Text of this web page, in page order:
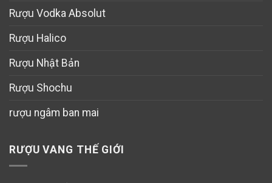
Rượu Vodka Absolut
Rượu Halico
Rượu Nhật Bản
Rượu Shochu
rượu ngâm ban mai
RƯỢU VANG THẾ GIỚI